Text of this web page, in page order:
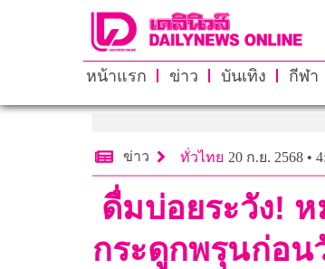
หน้าแรก ข่าว บันเทิง กีฬา
ข่าว ทั่วไทย 20 ก.ย. 2568 •
ดื่มบ่อยระวัง! ห
กระดูกพรุนก่อน